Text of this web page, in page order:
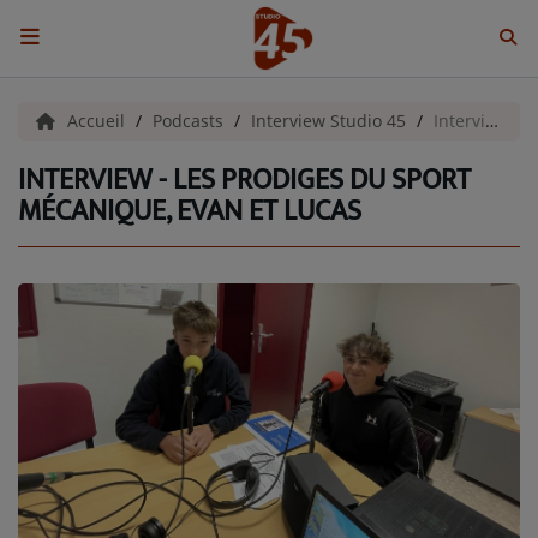
ACCUEIL
Emissions
BENJI & COMPAGNIE
GIEN, SA FABULEUSE HISTOIRE
GRAFFITI CINÉMA
LES ASSOCIÉS DU JOUR
LA CHRONIQUE ENVIRONNEMENTALE
LA CHRONIQUE MUSICALE
Accueil Podcasts Interview Studio 45 Interview - Les prodiges du sport mécanique, Evan et Lucas
INTERVIEW - LES PRODIGES DU SPORT
MÉCANIQUE, EVAN ET LUCAS